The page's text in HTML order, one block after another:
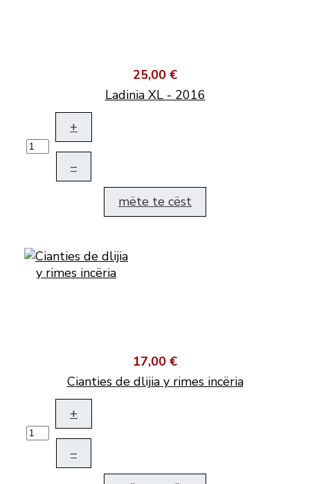
25,00 €
Ladinia XL - 2016
+
–
mëte te cëst
17,00 €
Cianties de dlijia y rimes incëria
+
–